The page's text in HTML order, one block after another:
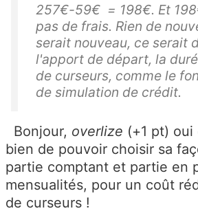
257€-59€ = 198€. Et
pas de frais. Rien de
serait nouveau, ce serait
l'apport de départ, la
de curseurs, comme le
de simulation de crédit.
Bonjour, overlize (+1 pt)
bien de pouvoir choisir sa
partie comptant et partie en
mensualités, pour un coût
de curseurs !